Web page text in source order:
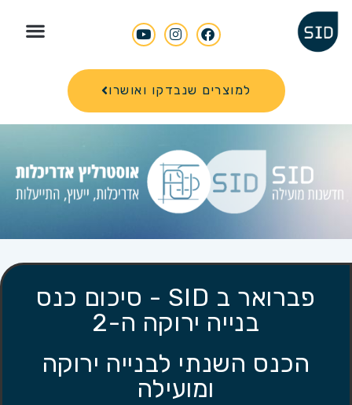
למוצרים שנבדקו ואושרו
פברואר ב SID - סיכום כנס
בנייה ירוקה ה-2
הכנס השנתי לבנייה ירוקה
ומועילה